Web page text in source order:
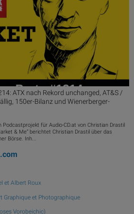
ATX nach Rekord unchanged, AT&S /
150er-Bilanz und Wienerberger-
Podcastprojekt für Audio-CD.at von Christian Drastil
& Me“ berichtet Christian Drastil über das
Börse. Inh...
et Albert Roux
Graphique et Photographique
Vorobeichic)